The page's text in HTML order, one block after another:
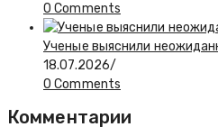
0 Comments
Ученые выяснили
18.07.2026/
0 Comments
Комментарии